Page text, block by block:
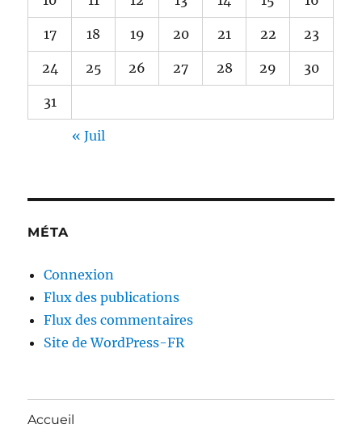
17 18 19 20 21 22 23
24 25 26 27 28 29 30
31
« Juil
MÉTA
Connexion
Flux des publications
Flux des commentaires
Site de WordPress-FR
Accueil